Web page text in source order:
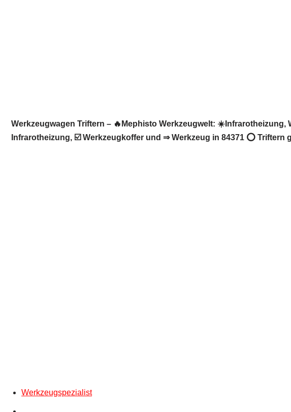
Werkzeugwagen Triftern – 🔥Mephisto Werkzeugwelt: ☀️Infrarotheizung,
Infrarotheizung, ☑️ Werkzeugkoffer und ⇒ Werkzeug in 84371 ⭕
Werkzeugspezialist